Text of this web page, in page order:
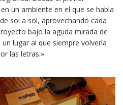
un ambiente en el que se habla
sol a sol, aprovechando cada
bajo la aguda mirada de
lugar al que siempre volvería
las letras.»